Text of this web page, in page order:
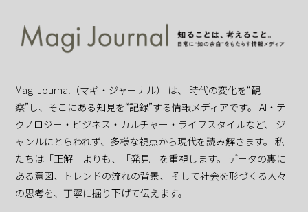
Magi Journal（マギ・ジャーナル） は、 時代の変化を“観
察”し、そこにある知見を“記録”する情報メディアです。 AI・テ
クノロジー・ビジネス・カルチャー・ライフスタイルなど、 ジ
ャンルにとらわれず、多様な視点から現代を読み解きます。 私
たちは「正解」よりも、「発見」を重視します。 データの裏に
ある意図、トレンドの流れの背景、 そして社会を形づくる人々
の思考を、丁寧に掘り下げて伝えます。